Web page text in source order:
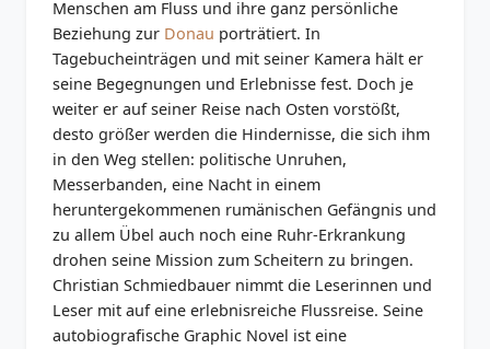
Menschen am Fluss und ihre ganz persönliche
Beziehung zur Donau porträtiert. In
Tagebucheinträgen und mit seiner Kamera hält er
seine Begegnungen und Erlebnisse fest. Doch je
weiter er auf seiner Reise nach Osten vorstößt,
desto größer werden die Hindernisse, die sich ihm
in den Weg stellen: politische Unruhen,
Messerbanden, eine Nacht in einem
heruntergekommenen rumänischen Gefängnis und
zu allem Übel auch noch eine Ruhr-Erkrankung
drohen seine Mission zum Scheitern zu bringen.
Christian Schmiedbauer nimmt die Leserinnen und
Leser mit auf eine erlebnisreiche Flussreise. Seine
autobiografische Graphic Novel ist eine